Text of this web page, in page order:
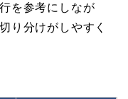
を参考にしなが
り分けがしやすく